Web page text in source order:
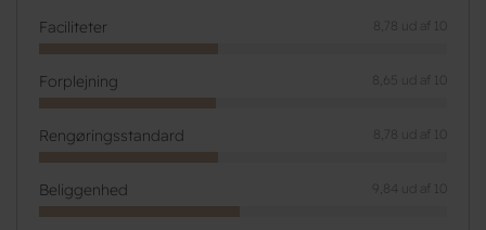
Faciliteter 8,78 ud af 10
Forplejning 8,65 ud af 10
Rengøringsstandard 8,78 ud af 10
Beliggenhed 9,84 ud af 10